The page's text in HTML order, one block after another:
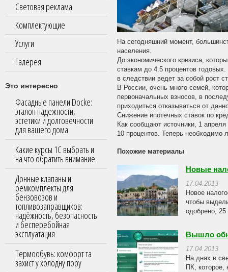
Световая реклама
Комплектующие
Услуги
Галерея
Это интересно
Фасадные панели Docke:
эталон надежности,
эстетики и долговечности
для вашего дома
Какие курсы 1С выбрать и
на что обратить внимание
Донные клапаны и
ремкомплекты для
бензовозов и
топливозаправщиков:
надёжность, безопасность
и бесперебойная
эксплуатация
Термообувь: комфорт та
захист у холодну пору
На сегодняшний момент,
населения.
До экономического кризиса,
ставкам до 4.5 процентов
в следствии ведет за собой рост
В России, очень много семей,
первоначальных взносов, в
приходиться отказываться от
Снижение ипотечных ставок по
Как сообщают источники, 1
10 процентов. Теперь необходимо
Похожие материалы
Новые
17.04.2013
Новое
чтобы
одобрено,
Вышло
17.04.2013
На днях в
ПК,